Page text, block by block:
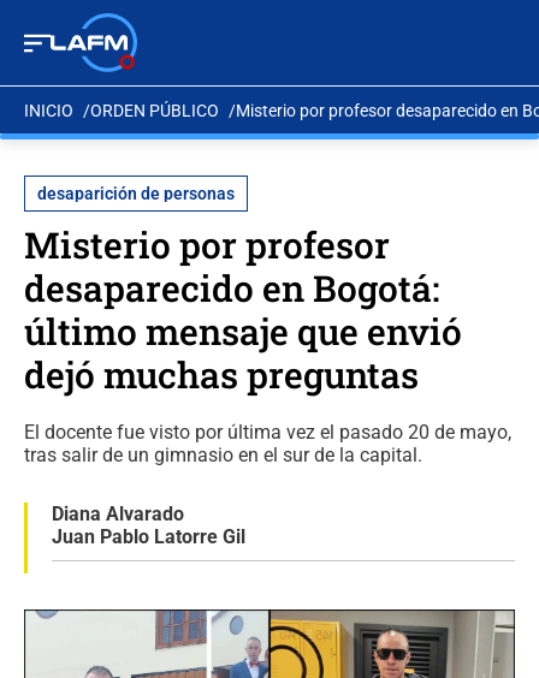
INICIO ORDEN PÚBLICO Misterio por profesor desaparecido en
desaparición de personas
Misterio por profesor
desaparecido en Bogotá:
último mensaje que envió
dejó muchas preguntas
El docente fue visto por última vez el pasado 20 de mayo,
tras salir de un gimnasio en el sur de la capital.
Diana Alvarado
Juan Pablo Latorre Gil